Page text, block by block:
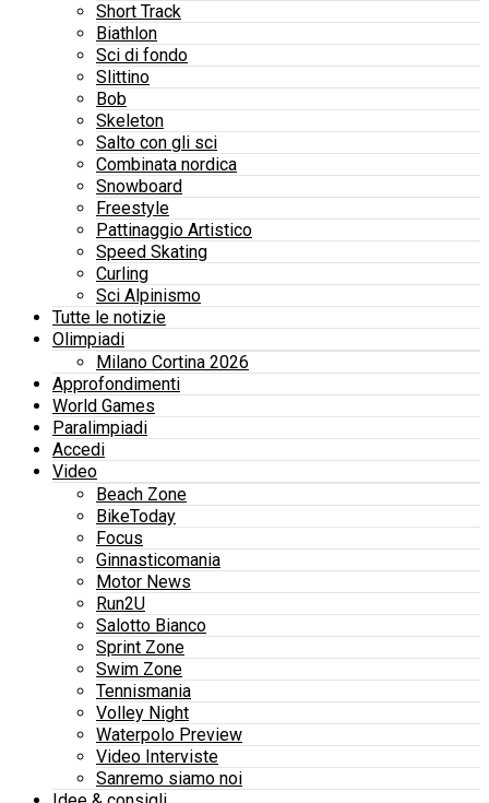
Short Track
Biathlon
Sci di fondo
Slittino
Bob
Skeleton
Salto con gli sci
Combinata nordica
Snowboard
Freestyle
Pattinaggio Artistico
Speed Skating
Curling
Sci Alpinismo
Tutte le notizie
Olimpiadi
Milano Cortina 2026
Approfondimenti
World Games
Paralimpiadi
Accedi
Video
Beach Zone
BikeToday
Focus
Ginnasticomania
Motor News
Run2U
Salotto Bianco
Sprint Zone
Swim Zone
Tennismania
Volley Night
Waterpolo Preview
Video Interviste
Sanremo siamo noi